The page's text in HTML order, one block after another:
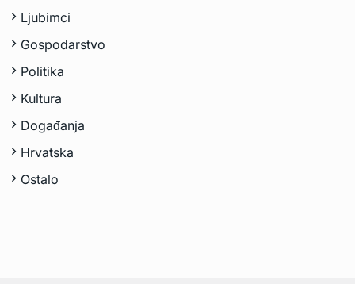
Ljubimci
Gospodarstvo
Politika
Kultura
Događanja
Hrvatska
Ostalo